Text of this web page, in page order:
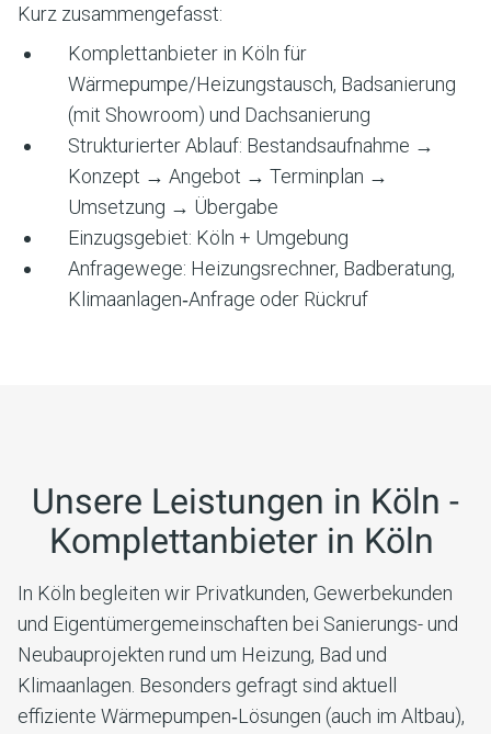
Kurz zusammengefasst:
Komplettanbieter in Köln für
Wärmepumpe/Heizungstausch, Badsanierung
(mit Showroom) und Dachsanierung
Strukturierter Ablauf: Bestandsaufnahme →
Konzept → Angebot → Terminplan →
Umsetzung → Übergabe
Einzugsgebiet: Köln + Umgebung
Anfragewege: Heizungsrechner, Badberatung,
Klimaanlagen‑Anfrage oder Rückruf
Unsere Leistungen in Köln -
Komplettanbieter in Köln
In Köln begleiten wir Privatkunden, Gewerbekunden
und Eigentümergemeinschaften bei Sanierungs- und
Neubauprojekten rund um Heizung, Bad und
Klimaanlagen. Besonders gefragt sind aktuell
effiziente Wärmepumpen‑Lösungen (auch im Altbau),